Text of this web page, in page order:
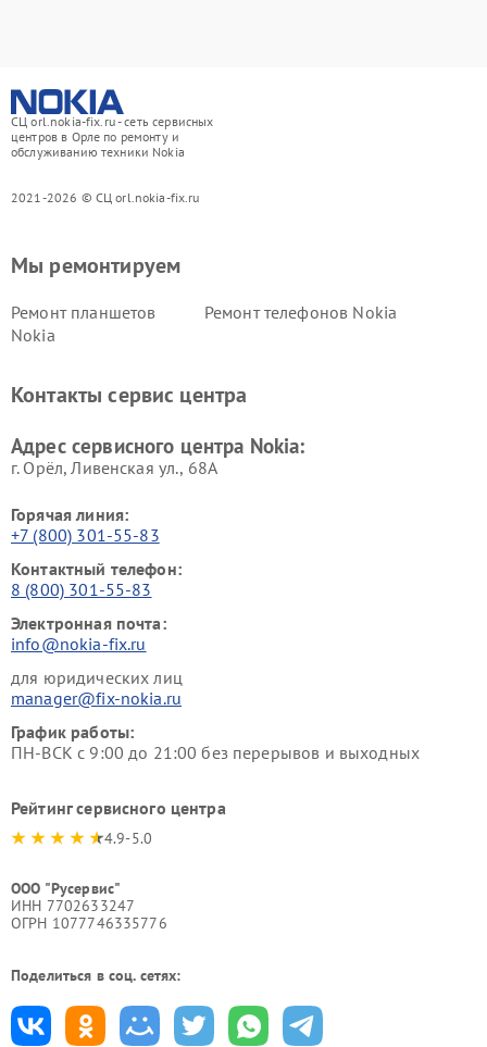
СЦ orl.nokia-fix.ru - сеть сервисных
центров в Орле по ремонту и
обслуживанию техники Nokia
2021-2026 © СЦ orl.nokia-fix.ru
Мы ремонтируем
Ремонт планшетов
Nokia
Ремонт телефонов Nokia
Контакты сервис центра
Адрес сервисного центра Nokia:
г. Орёл, Ливенская ул., 68А
Горячая линия:
+7 (800) 301-55-83
Контактный телефон:
8 (800) 301-55-83
Электронная почта:
info@nokia-fix.ru
для юридических лиц
manager@fix-nokia.ru
График работы:
ПН-ВСК с 9:00 до 21:00 без перерывов и выходных
Рейтинг сервисного центра
4.9-5.0
ООО "Русервис"
ИНН 7702633247
ОГРН 1077746335776
Поделиться в соц. сетях: